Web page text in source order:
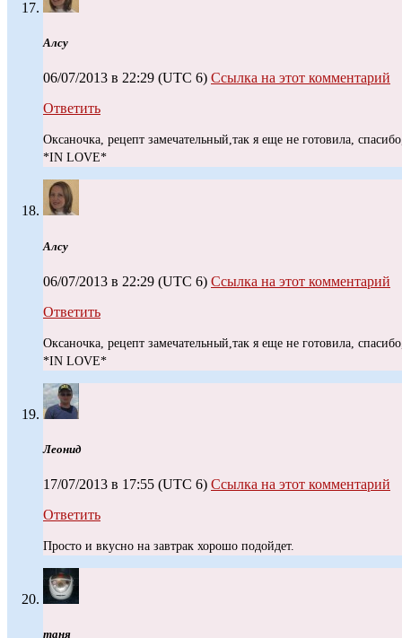
Алсу
06/07/2013 в 22:29 (UTC 6) Ссылка на этот комментарий
Ответить
Оксаночка, рецепт замечательный,так я еще не готовила,
*IN LOVE*
Алсу
06/07/2013 в 22:29 (UTC 6) Ссылка на этот комментарий
Ответить
Оксаночка, рецепт замечательный,так я еще не готовила,
*IN LOVE*
Леонид
17/07/2013 в 17:55 (UTC 6) Ссылка на этот комментарий
Ответить
Просто и вкусно на завтрак хорошо подойдет.
таня